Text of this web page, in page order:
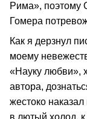
Рима», поэтому
Гомера
Как я дерзнул
моему
«Науку любви»,
автора,
жестоко
в лютый холод,